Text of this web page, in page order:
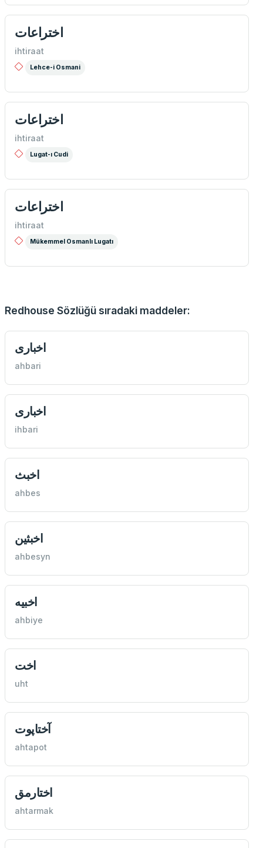
اختراعات
ihtiraat
Lehce-i Osmani
اختراعات
ihtiraat
Lugat-ı Cudi
اختراعات
ihtiraat
Mükemmel Osmanlı Lugatı
Redhouse Sözlüğü sıradaki maddeler:
اخباری
ahbari
اخباری
ihbari
اخبث
ahbes
اخبثین
ahbesyn
اخبیه
ahbiye
اخت
uht
آختاپوت
ahtapot
اختارمق
ahtarmak